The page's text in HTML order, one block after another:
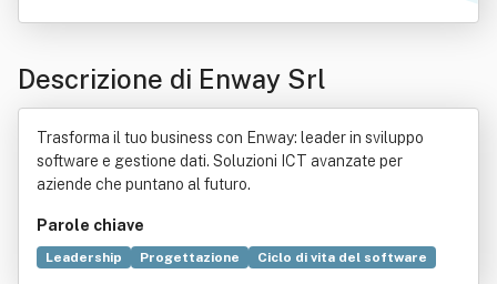
Descrizione di Enway Srl
Trasforma il tuo business con Enway: leader in sviluppo
software e gestione dati. Soluzioni ICT avanzate per
aziende che puntano al futuro.
Parole chiave
Leadership Progettazione
Ciclo di vita del software